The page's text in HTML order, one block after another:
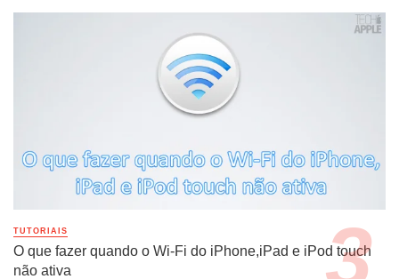
TUTORIAIS
O que fazer quando o Wi-Fi do iPhone,iPad e iPod touch
não ativa